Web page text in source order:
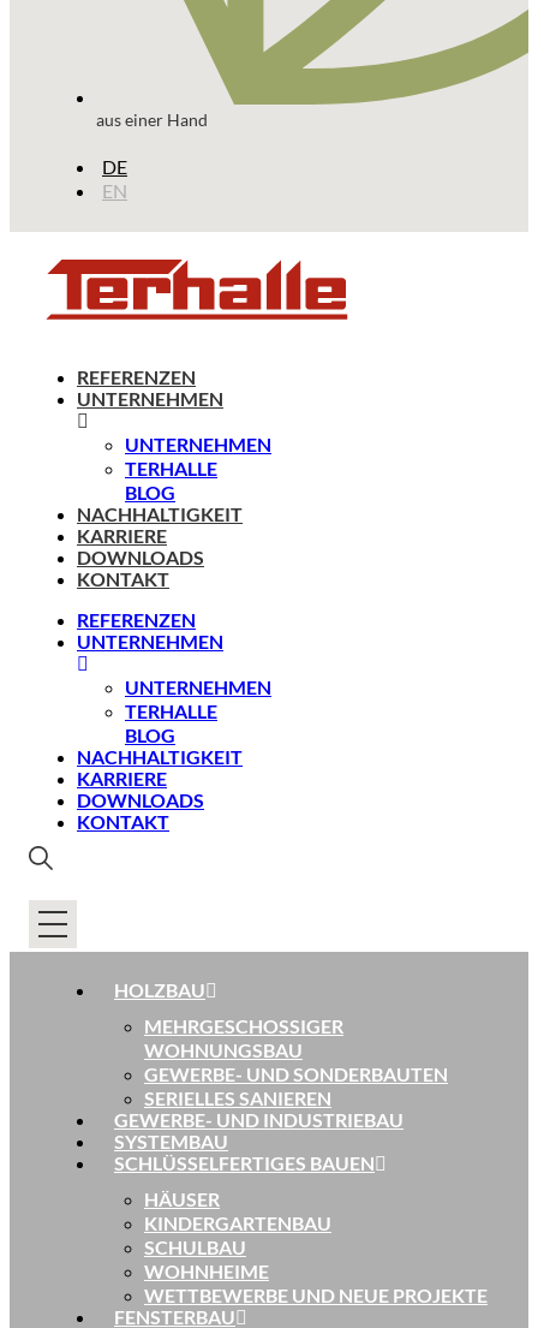
aus einer Hand
DE
EN
REFERENZEN
UNTERNEHMEN
UNTERNEHMEN
TERHALLE
BLOG
NACHHALTIGKEIT
KARRIERE
DOWNLOADS
KONTAKT
REFERENZEN
UNTERNEHMEN
UNTERNEHMEN
TERHALLE
BLOG
NACHHALTIGKEIT
KARRIERE
DOWNLOADS
KONTAKT
HOLZBAU
MEHRGESCHOSSIGER
WOHNUNGSBAU
GEWERBE- UND SONDERBAUTEN
SERIELLES SANIEREN
GEWERBE- UND INDUSTRIEBAU
SYSTEMBAU
SCHLÜSSELFERTIGES BAUEN
HÄUSER
KINDERGARTENBAU
SCHULBAU
WOHNHEIME
WETTBEWERBE UND NEUE PROJEKTE
FENSTERBAU